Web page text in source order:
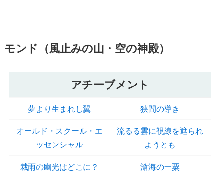
モンド（風止みの山・空の神殿）
アチーブメント
夢より生まれし翼 狭間の導き
オールド・スクール・エ
ッセンシャル
流るる雲に視線を遮られ
ようとも
裁雨の幽光はどこに？ 滄海の一粟